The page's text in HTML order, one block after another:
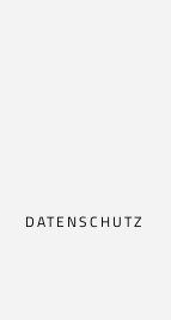
DATENSCHUTZ